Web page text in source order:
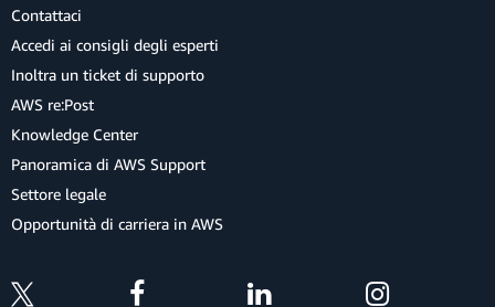
Contattaci
Accedi ai consigli degli esperti
Inoltra un ticket di supporto
AWS re:Post
Knowledge Center
Panoramica di AWS Support
Settore legale
Opportunità di carriera in AWS